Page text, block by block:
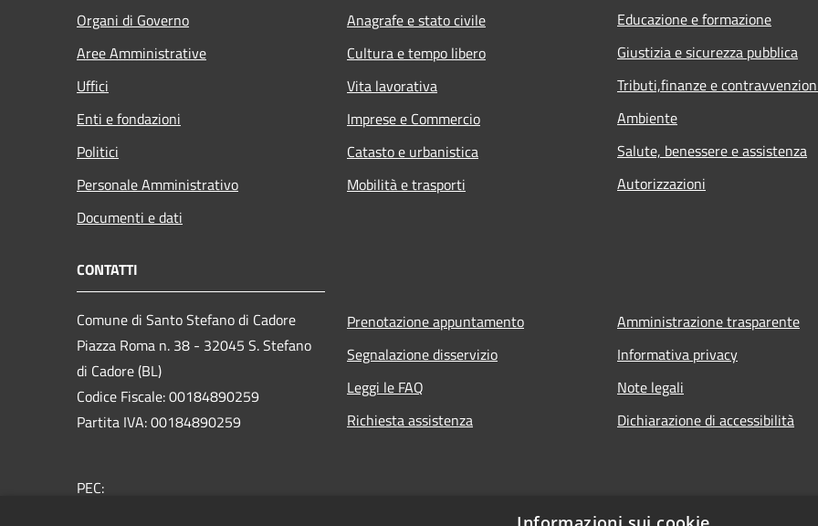
Organi di Governo
Aree Amministrative
Uffici
Enti e fondazioni
Politici
Personale Amministrativo
Documenti e dati
Anagrafe e stato civile
Cultura e tempo libero
Vita lavorativa
Imprese e Commercio
Catasto e urbanistica
Mobilità e trasporti
Educazione e formazione
Giustizia e sicurezza pubblica
Tributi,finanze e
Ambiente
Salute, benessere e assistenza
Autorizzazioni
CONTATTI
Comune di Santo Stefano di Cadore
Piazza Roma n. 38 - 32045 S. Stefano
di Cadore (BL)
Codice Fiscale: 00184890259
Partita IVA: 00184890259
PEC:
Prenotazione appuntamento
Segnalazione disservizio
Leggi le FAQ
Richiesta assistenza
Amministrazione trasparente
Informativa privacy
Note legali
Dichiarazione di accessibilità